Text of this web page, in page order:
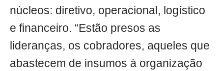
núcleos: diretivo, operacional, logístico
e financeiro. “Estão presos as
lideranças, os cobradores, aqueles que
abastecem de insumos à organização